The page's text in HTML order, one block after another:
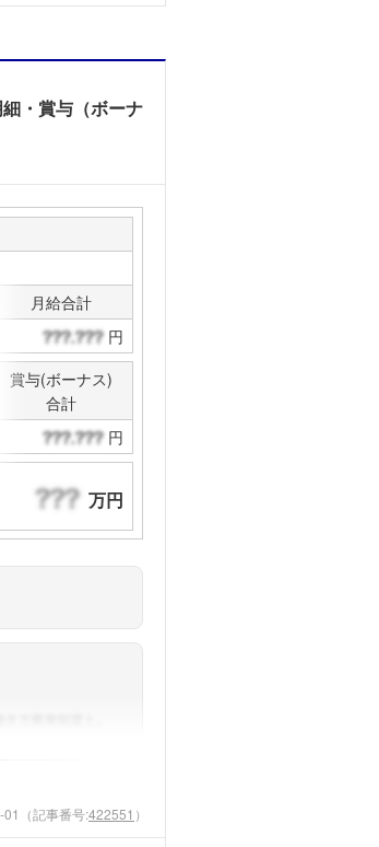
・賞与（ボーナ
月給合計
円
賞与(ボーナス)
合計
円
万円
（記事番号:422551 ）